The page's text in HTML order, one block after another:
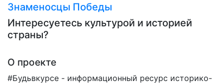
Знаменосцы Победы
Интересуетесь культурой и историей
страны?
О проекте
#Будьвкурсе - информационный ресурс историко-